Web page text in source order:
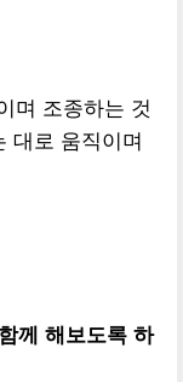
며 조종하는 것
대로 움직이며
께 해보도록 하